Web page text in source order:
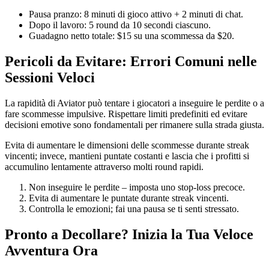
Pausa pranzo: 8 minuti di gioco attivo + 2 minuti di chat.
Dopo il lavoro: 5 round da 10 secondi ciascuno.
Guadagno netto totale: $15 su una scommessa da $20.
Pericoli da Evitare: Errori Comuni nelle
Sessioni Veloci
La rapidità di Aviator può tentare i giocatori a inseguire le perdite o a
fare scommesse impulsive. Rispettare limiti predefiniti ed evitare
decisioni emotive sono fondamentali per rimanere sulla strada giusta.
Evita di aumentare le dimensioni delle scommesse durante streak
vincenti; invece, mantieni puntate costanti e lascia che i profitti si
accumulino lentamente attraverso molti round rapidi.
Non inseguire le perdite – imposta uno stop‑loss precoce.
Evita di aumentare le puntate durante streak vincenti.
Controlla le emozioni; fai una pausa se ti senti stressato.
Pronto a Decollare? Inizia la Tua Veloce
Avventura Ora